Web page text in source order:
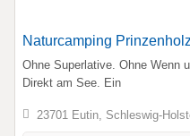
Naturcamping Prinzenholz
Ohne Superlative. Ohne Wenn
Direkt am See. Ein
23701 Eutin, Schleswig-